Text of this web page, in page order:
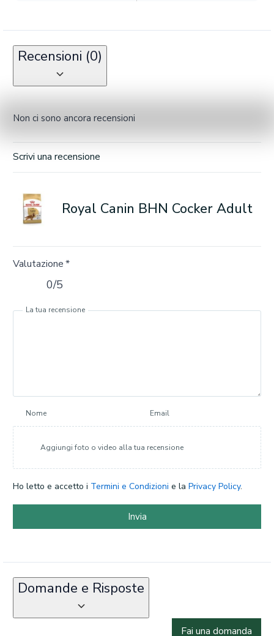
Recensioni (0)
Non ci sono ancora recensioni
Scrivi una recensione
Royal Canin BHN Cocker Adult
Valutazione*
0/5
La tua recensione
Nome Email
Aggiungi foto o video alla tua recensione
Ho letto e accetto i Termini e Condizioni e la Privacy Policy.
Invia
Domande e Risposte
Fai una domanda